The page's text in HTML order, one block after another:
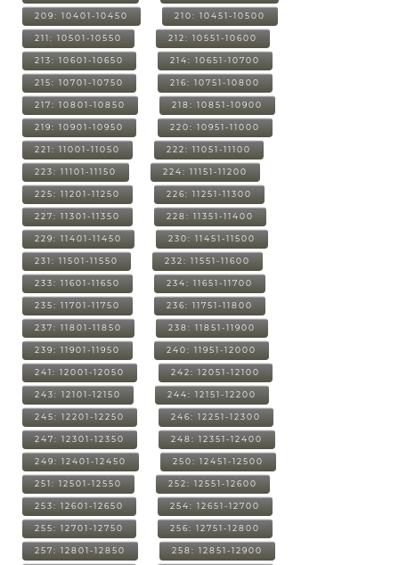
209: 10401-10450 210: 10451-10500
211: 10501-10550 212: 10551-10600
213: 10601-10650 214: 10651-10700
215: 10701-10750 216: 10751-10800
217: 10801-10850 218: 10851-10900
219: 10901-10950 220: 10951-11000
221: 11001-11050 222: 11051-11100
223: 11101-11150 224: 11151-11200
225: 11201-11250 226: 11251-11300
227: 11301-11350 228: 11351-11400
229: 11401-11450 230: 11451-11500
231: 11501-11550 232: 11551-11600
233: 11601-11650 234: 11651-11700
235: 11701-11750 236: 11751-11800
237: 11801-11850 238: 11851-11900
239: 11901-11950 240: 11951-12000
241: 12001-12050 242: 12051-12100
243: 12101-12150 244: 12151-12200
245: 12201-12250 246: 12251-12300
247: 12301-12350 248: 12351-12400
249: 12401-12450 250: 12451-12500
251: 12501-12550 252: 12551-12600
253: 12601-12650 254: 12651-12700
255: 12701-12750 256: 12751-12800
257: 12801-12850 258: 12851-12900